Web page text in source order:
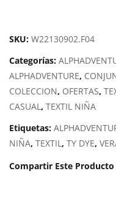
cantidad
SKU: W22130902.F04
Categorías:
ALPHADVENTURE,
COLECCION, OFERTAS,
CASUAL, TEXTIL NIÑA
Etiquetas:
NIÑA, TEXTIL, TY DYE,
Compartir Este Producto